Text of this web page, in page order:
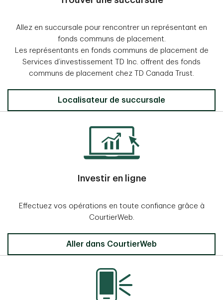
Allez en succursale pour rencontrer un représentant en
fonds communs de placement.
Les représentants en fonds communs de placement de
Services d’investissement TD Inc. offrent des fonds
communs de placement chez TD Canada Trust.
Localisateur de succursale
Investir en ligne
Effectuez vos opérations en toute confiance grâce à
CourtierWeb.
Aller dans CourtierWeb